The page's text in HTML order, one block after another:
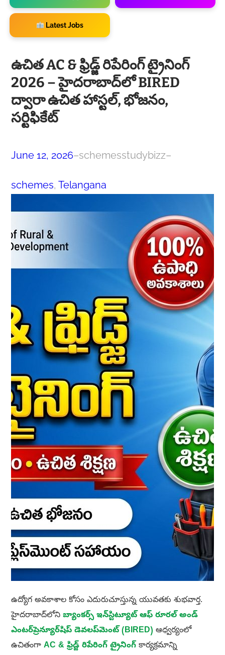
Latest Jobs
ఉచిత AC & ఫ్రిడ్జ్ రిపేరింగ్ ట్రైనింగ్
2026 – హైదరాబాద్‌లో BIRED
ద్వారా ఉచిత హాస్టల్, భోజనం,
సర్టిఫికేట్
June 12, 2026–schemesstudybizz–
schemes, Telangana
ఉద్యోగ అవకాశాల కోసం ఎదురుచూస్తున్న యువతకు శుభవార్త.
హైదరాబాద్‌లోని బ్యాంకర్స్ ఇన్‌స్టిట్యూట్ ఆఫ్ రూరల్ అండ్
ఎంటర్‌ప్రెన్యూర్‌షిప్ డెవలప్‌మెంట్ (BIRED) ఆధ్వర్యంలో
ఉచితంగా AC & ఫ్రిడ్జ్ రిపేరింగ్ ట్రైనింగ్కార్యక్రమాన్ని